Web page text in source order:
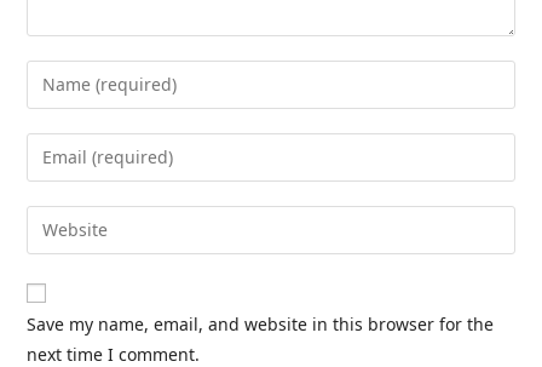
Enter
your
name
comment
Enter
your
email
address
comment
Enter
your
website
URL
(optional)
Save my name, email, and website in this browser for the
next time I comment.